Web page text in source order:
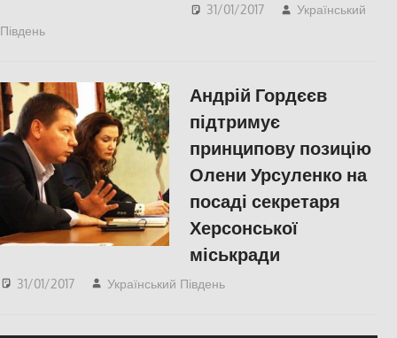
31/01/2017
Український
Південь
Андрій Гордєєв
підтримує
принципову позицію
Олени Урсуленко на
посаді секретаря
Херсонської
міськради
31/01/2017 Український Південь